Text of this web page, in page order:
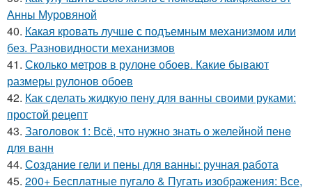
Анны Муровяной
40. Какая кровать лучше с подъемным механизмом или
без. Разновидности механизмов
41. Сколько метров в рулоне обоев. Какие бывают
размеры рулонов обоев
42. Как сделать жидкую пену для ванны своими руками:
простой рецепт
43. Заголовок 1: Всё, что нужно знать о желейной пенe
для ванн
44. Создание гели и пены для ванны: ручная работа
45. 200+ Бесплатные пугало & Пугать изображения: Все,